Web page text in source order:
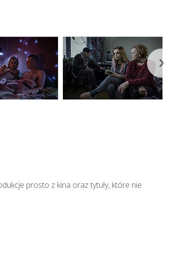
›
prosto z kina oraz tytuły, które nie